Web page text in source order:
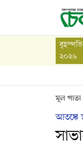
২০২৬
মূল পাতা
আতঙ্কে